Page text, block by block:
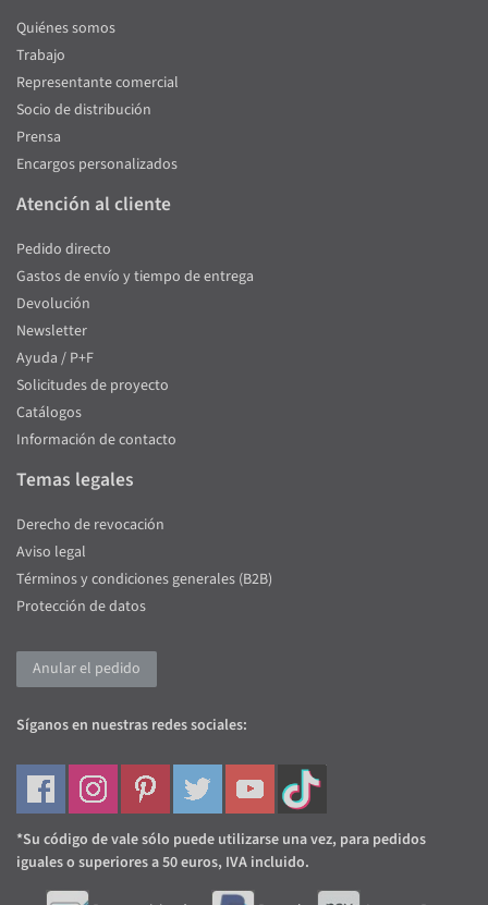
Quiénes somos
Trabajo
Representante comercial
Socio de distribución
Prensa
Encargos personalizados
Atención al cliente
Pedido directo
Gastos de envío y tiempo de entrega
Devolución
Newsletter
Ayuda / P+F
Solicitudes de proyecto
Catálogos
Información de contacto
Temas legales
Derecho de revocación
Aviso legal
Términos y condiciones generales (B2B)
Protección de datos
Anular el pedido
Síganos en nuestras redes sociales:
*Su código de vale sólo puede utilizarse una vez, para pedidos
iguales o superiores a 50 euros, IVA incluido.